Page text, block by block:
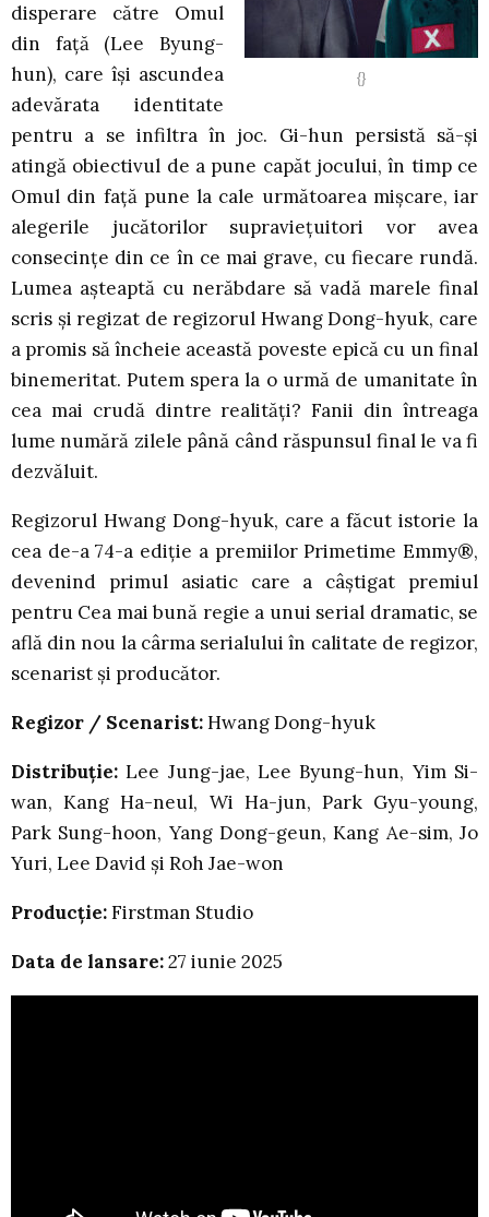
{}
disperare către Omul
din față (Lee Byung-
hun), care își ascundea
adevărata identitate
pentru a se infiltra în joc. Gi-hun persistă să-și
atingă obiectivul de a pune capăt jocului, în timp ce
Omul din față pune la cale următoarea mișcare, iar
alegerile jucătorilor supraviețuitori vor avea
consecințe din ce în ce mai grave, cu fiecare rundă.
Lumea așteaptă cu nerăbdare să vadă marele final
scris și regizat de regizorul Hwang Dong-hyuk, care
a promis să încheie această poveste epică cu un final
binemeritat. Putem spera la o urmă de umanitate în
cea mai crudă dintre realități? Fanii din întreaga
lume numără zilele până când răspunsul final le va fi
dezvăluit.
Regizorul Hwang Dong-hyuk, care a făcut istorie la
cea de-a 74-a ediție a premiilor Primetime Emmy®,
devenind primul asiatic care a câștigat premiul
pentru Cea mai bună regie a unui serial dramatic, se
află din nou la cârma serialului în calitate de regizor,
scenarist și producător.
Regizor / Scenarist:Hwang Dong-hyuk
Distribuție:Lee Jung-jae, Lee Byung-hun, Yim Si-
wan, Kang Ha-neul, Wi Ha-jun, Park Gyu-young,
Park Sung-hoon, Yang Dong-geun, Kang Ae-sim, Jo
Yuri, Lee David și Roh Jae-won
Producție:Firstman Studio
Data de lansare:27 iunie 2025